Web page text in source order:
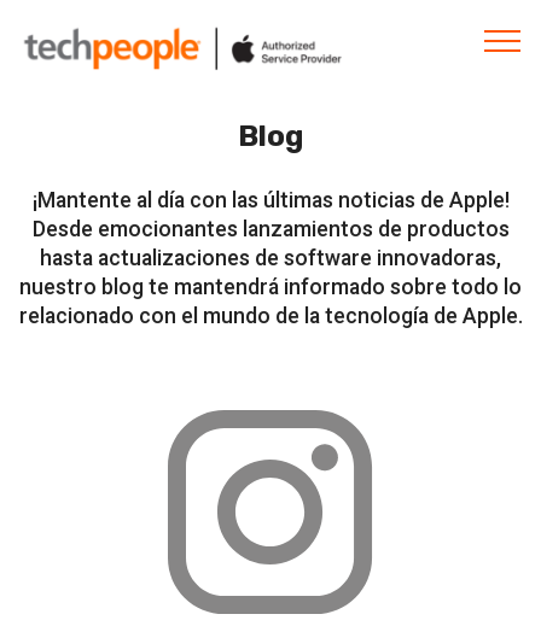
Blog
¡Mantente al día con las últimas noticias de Apple!
Desde emocionantes lanzamientos de productos
hasta actualizaciones de software innovadoras,
nuestro blog te mantendrá informado sobre todo lo
relacionado con el mundo de la tecnología de Apple.